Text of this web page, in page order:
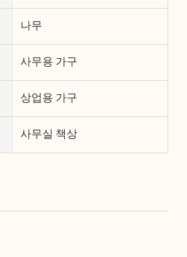
나무
사무용 가구
상업용 가구
사무실 책상